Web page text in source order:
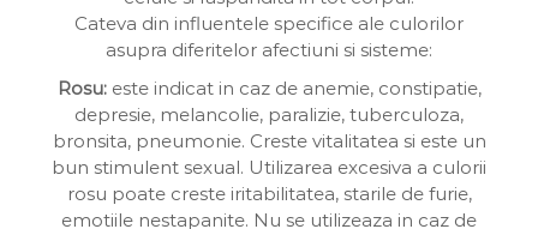
Cateva din influentele specifice ale culorilor
asupra diferitelor afectiuni si sisteme:
Rosu:este indicat in caz de anemie, constipatie,
depresie, melancolie, paralizie, tuberculoza,
bronsita, pneumonie. Creste vitalitatea si este un
bun stimulent sexual. Utilizarea excesiva a culorii
rosu poate creste iritabilitatea, starile de furie,
emotiile nestapanite. Nu se utilizeaza in caz de